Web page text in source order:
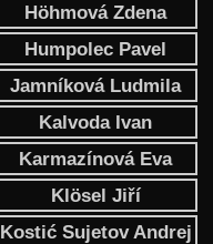
Höhmová Zdena
Humpolec Pavel
Jamníková Ludmila
Kalvoda Ivan
Karmazínová Eva
Klösel Jiří
Kostić Sujetov Andrej